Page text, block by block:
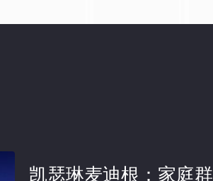
凯瑟琳麦迪根：家庭群